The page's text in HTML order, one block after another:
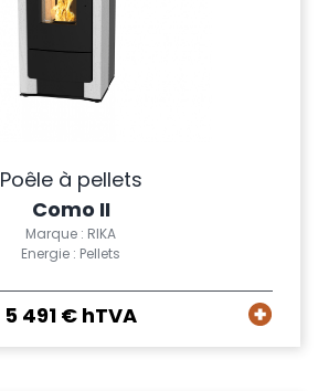
Poêle à pellets
Como II
Marque : RIKA
Energie : Pellets
5 491 € hTVA